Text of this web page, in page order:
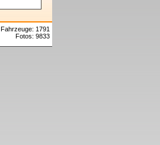
Fahrzeuge: 1791
Fotos: 9833